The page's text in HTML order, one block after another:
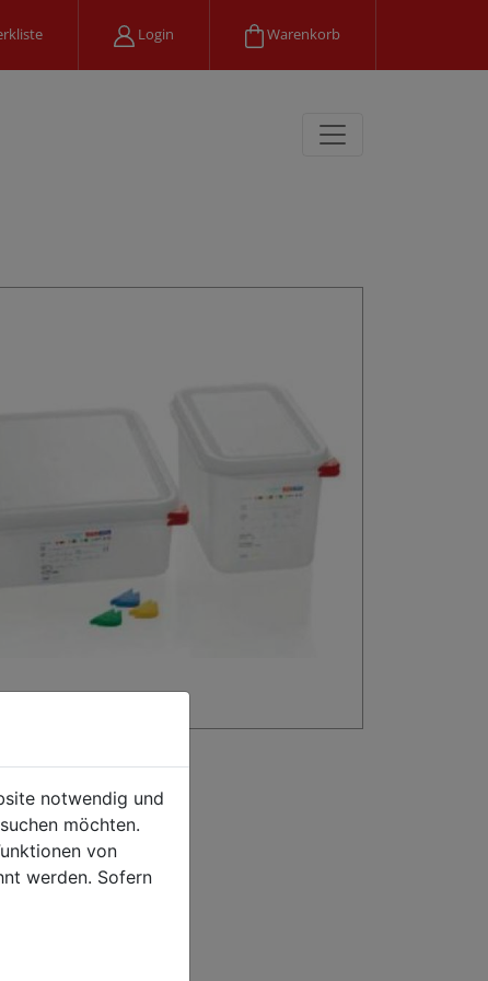
Login Warenkorb
notwendig und
möchten.
von
werden. Sofern